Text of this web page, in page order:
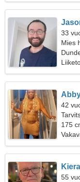
33
Mies
42
175
55